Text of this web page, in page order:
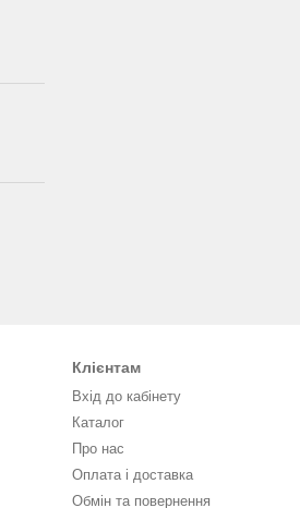
Клієнтам
Вхід до кабінету
Каталог
Про нас
Оплата і доставка
Обмін та повернення